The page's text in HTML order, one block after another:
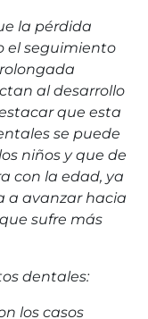
la pérdida
el seguimiento
al desarrollo
que esta
se puede
niños y que de
con la edad, ya
a avanzar hacia
sufre más
dentales:
los casos